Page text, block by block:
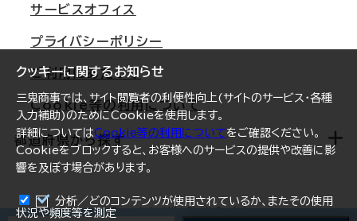
クッキーに関するお知らせ
三鬼商事では、サイト閲覧者の利便性向上(サイトのサービス・各種
入力補助)のためにCookieを使用します。
詳細についてはCookie等の利用についてをご確認ください。
Cookieをブロックすると、お客様へのサービスの提供や改善に影
響を及ぼす場合があります。
分析／どのコンテンツが使用されているか、またその使用
状況や頻度等を測定
名古屋
札幌
仙台
横浜
福岡
オフィスリポート
ログイン
サービスオフィス
プライバシーポリシー
ご利用にあたって
Cookie等の利用について
都道府県から探す
北海道 Copyright Miki Shoji Co.,ltd